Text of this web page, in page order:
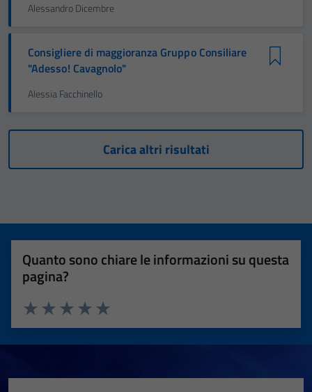
Alessandro Dicembre
Consigliere di maggioranza Gruppo Consiliare
"Adesso! Cavagnolo"
Alessia Facchinello
Carica altri risultati
Quanto sono chiare le informazioni su questa
pagina?
Valuta 5 stelle su 5
Valuta 4 stelle su 5
Valuta 3 stelle su 5
Valuta 2 stelle su 5
Valuta 1 stelle su 5